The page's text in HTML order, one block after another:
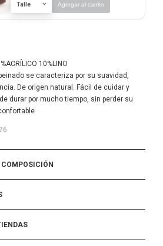
Talle Agregar al carrito
10%LINO
se caracteriza por su suavidad,
De origen natural. Fácil de cuidar y
durar por mucho tiempo, sin perder su
COMPOSICIÓN